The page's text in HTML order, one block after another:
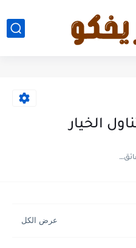
الخيار